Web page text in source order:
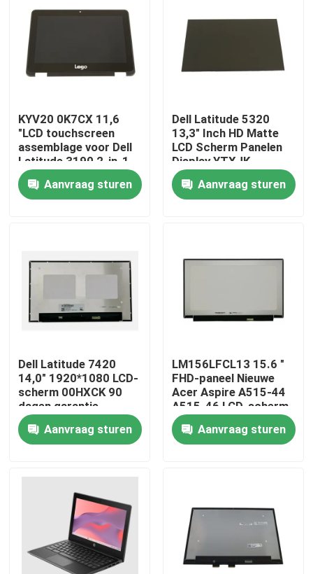
Thuis
Producten
Lenovolcd het Schermvervanging
Het Schermvervanging van Dell LCD
Het Schermvervanging van HP LCD
Het Schermvervanging van Acer LCD
Macbooklcd het Schermvervanging
KYV20 0K7CX 11,6
"LCD touchscreen
assemblage voor Dell
Latitude 3190 2-in-1
Aanvraag sturen
Dell Latitude 5320
13,3" Inch HD Matte
LCD Scherm Panelen
Display YTXJK
Aanvraag sturen
Dell Latitude 7420
14,0" 1920*1080 LCD-
scherm 00HXCK 90
dagen garantie
Aanvraag sturen
LM156LFCL13 15.6 "
FHD-paneel Nieuwe
Acer Aspire A515-44
A515-46 LCD-scherm
Aanvraag sturen